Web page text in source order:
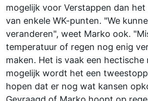
mogelijk voor Verstappen dan het
van enkele WK-punten. "We
veranderen", weet Marko ook.
temperatuur of regen nog enig
maken. Het is vaak een hectische
mogelijk wordt het een
hopen dat er nog wat kansen